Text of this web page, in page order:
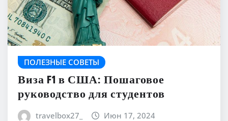
ПОЛЕЗНЫЕ СОВЕТЫ
Виза F1 в США: Пошаговое
руководство для студентов
travelbox27_ Июн 17, 2024